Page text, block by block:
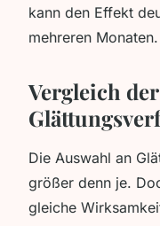
kann den Effekt
mehreren Monaten.
Vergleich
Die Auswahl an
größer denn je.
gleiche